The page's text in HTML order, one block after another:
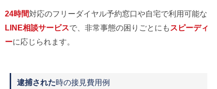
24時間対応のフリーダイヤル予約窓口や自宅で利用可能な
LINE相談サービスで、非常事態の困りごとにも スピーディ
ーに応じられます。
逮捕された時の接見費用例